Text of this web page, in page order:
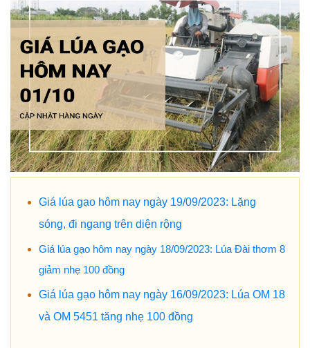
Giá lúa gạo hôm nay ngày 19/09/2023: Lặng
sóng, đi ngang trên diện rộng
Giá lúa gạo hôm nay ngày 18/09/2023: Lúa Đài thơm 8
giảm nhẹ 100 đồng
Giá lúa gạo hôm nay ngày 16/09/2023: Lúa OM 18
và OM 5451 tăng nhẹ 100 đồng